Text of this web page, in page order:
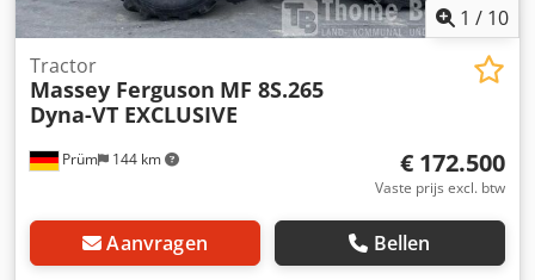
1 / 10
Prüm 144 km
Tractor
Massey Ferguson MF 8S.265
Dyna-VT EXCLUSIVE
€ 172.500
Vaste prijs excl. btw
Aanvragen Bellen